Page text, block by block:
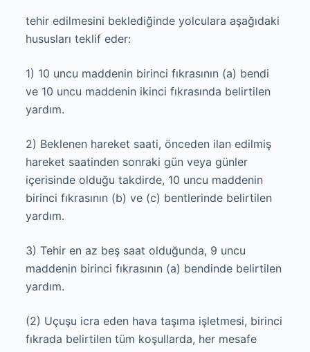
tehir edilmesini beklediğinde yolculara aşağıdaki
hususları teklif eder:
1) 10 uncu maddenin birinci fıkrasının (a) bendi
ve 10 uncu maddenin ikinci fıkrasında belirtilen
yardım.
2) Beklenen hareket saati, önceden ilan edilmiş
hareket saatinden sonraki gün veya günler
içerisinde olduğu takdirde, 10 uncu maddenin
birinci fıkrasının (b) ve (c) bentlerinde belirtilen
yardım.
3) Tehir en az beş saat olduğunda, 9 uncu
maddenin birinci fıkrasının (a) bendinde belirtilen
yardım.
(2) Uçuşu icra eden hava taşıma işletmesi, birinci
fıkrada belirtilen tüm koşullarda, her mesafe